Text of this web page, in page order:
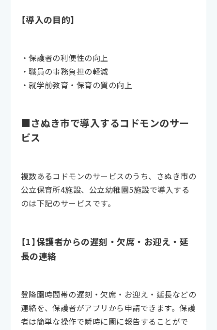
【導入の目的】
・保護者の利便性の向上
・職員の事務負担の軽減
・就学前教育・保育の質の向上
■さぬき市で導入するコドモンのサー
ビス
複数あるコドモンのサービスのうち、さぬき市の
公立保育所4施設、公立幼稚園5施設で導入する
のは下記のサービスです。
【1】保護者からの遅刻・欠席・お迎え・延
長の連絡
登降園時間帯の遅刻・欠席・お迎え・延長などの
連絡を、保護者がアプリから申請できます。保護
者は簡単な操作で瞬時に園に報告することがで